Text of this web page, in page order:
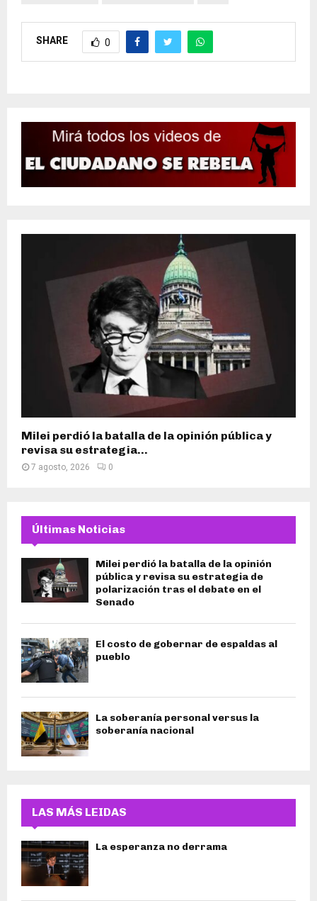
SHARE 0
Milei perdió la batalla de la opinión pública y
revisa su estrategia...
7 agosto, 2026 0
Últimas Noticias
Milei perdió la batalla de la opinión
pública y revisa su estrategia de
polarización tras el debate en el
Senado
El costo de gobernar de espaldas al
pueblo
La soberanía personal versus la
soberanía nacional
LAS MÁS LEIDAS
La esperanza no derrama